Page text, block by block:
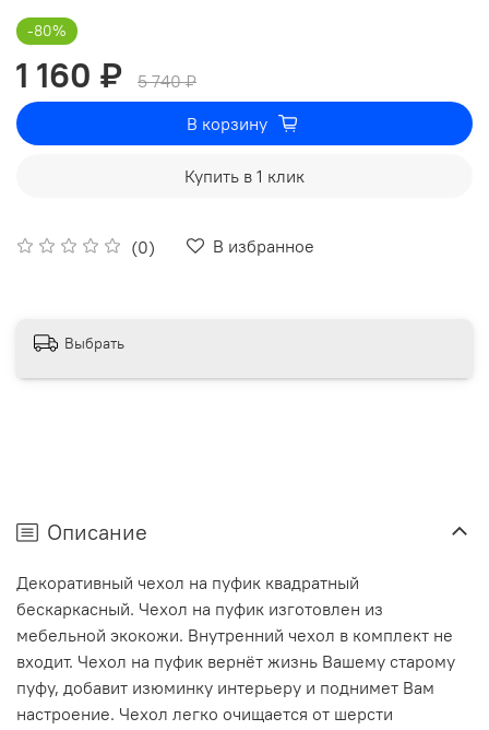
(0) В избранное
-80%
1 160 ₽
5 740 ₽
В корзину
Купить в 1 клик
Выбрать
Описание
Декоративный чехол на пуфик квадратный
бескаркасный. Чехол на пуфик изготовлен из
мебельной экокожи. Внутренний чехол в комплект не
входит. Чехол на пуфик вернёт жизнь Вашему старому
пуфу, добавит изюминку интерьеру и поднимет Вам
настроение. Чехол легко очищается от шерсти